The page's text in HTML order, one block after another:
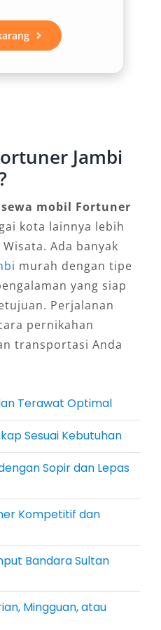
khawatir soal
berguna untuk
ke Sarolangun,
Off-
opsi penggerak 4×4
menjelajah daerah
sering ditemui di
Jambi. Bagi
agenda kerja atau
memilih
cerdas. Rental
kompromi pada
Lengkap untuk
jauh atau antar
krusial.
pengereman ABS,
serta airbag ganda.
baik bagi sopir
dari itu, rental
Jambi
sewa mobil Fortuner
kota lainnya lebih
Ada banyak
murah dengan tipe
yang siap
Perjalanan
pernikahan
transportasi Anda
Terawat Optimal
Sesuai Kebutuhan
Sopir dan Lepas
Kompetitif dan
Bandara Sultan
Mingguan, atau